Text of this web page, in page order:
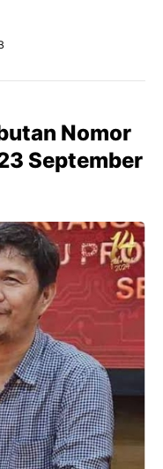
Nomor
September